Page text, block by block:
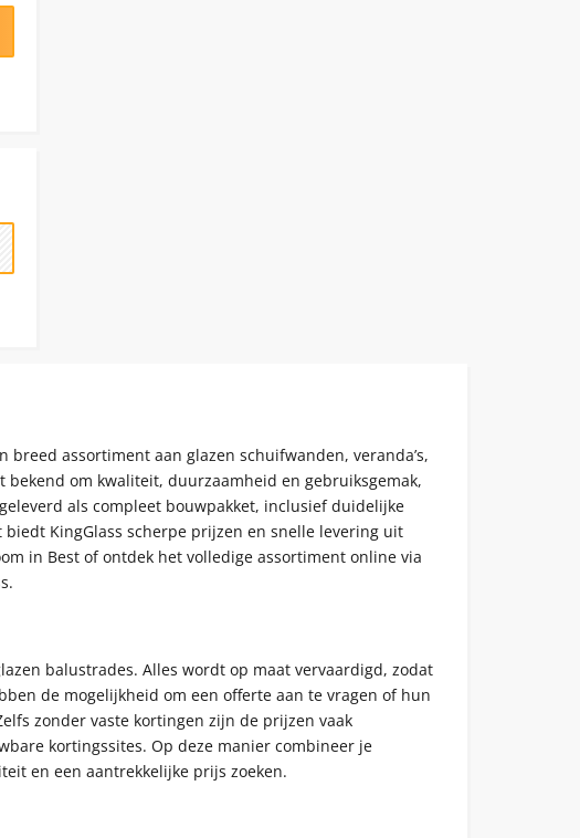
assortiment aan glazen schuifwanden, veranda’s,
om kwaliteit, duurzaamheid en gebruiksgemak,
als compleet bouwpakket, inclusief duidelijke
KingGlass scherpe prijzen en snelle levering uit
in Best of ontdek het volledige assortiment online via
balustrades. Alles wordt op maat vervaardigd, zodat
de mogelijkheid om een offerte aan te vragen of hun
zonder vaste kortingen zijn de prijzen vaak
kortingssites. Op deze manier combineer je
en een aantrekkelijke prijs zoeken.